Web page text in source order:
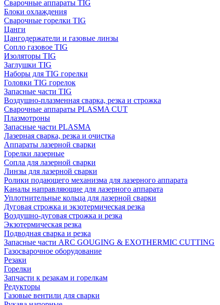
Сварочные аппараты TIG
Блоки охлаждения
Сварочные горелки TIG
Цанги
Цангодержатели и газовые линзы
Сопло газовое TIG
Изоляторы TIG
Заглушки TIG
Наборы для TIG горелки
Головки TIG горелок
Запасные части TIG
Воздушно-плазменная сварка, резка и строжка
Сварочные аппараты PLASMA CUT
Плазмотроны
Запасные части PLASMA
Лазерная сварка, резка и очистка
Аппараты лазерной сварки
Горелки лазерные
Сопла для лазерной сварки
Линзы для лазерной сварки
Ролики подающего механизма для лазерного аппарата
Каналы направляющие для лазерного аппарата
Уплотнительные кольца для лазерной сварки
Дуговая строжка и экзотермическая резка
Воздушно-дуговая строжка и резка
Экзотермическая резка
Подводная сварка и резка
Запасные части ARC GOUGING & EXOTHERMIC CUTTING
Газосварочное оборудование
Резаки
Горелки
Запчасти к резакам и горелкам
Редукторы
Газовые вентили для сварки